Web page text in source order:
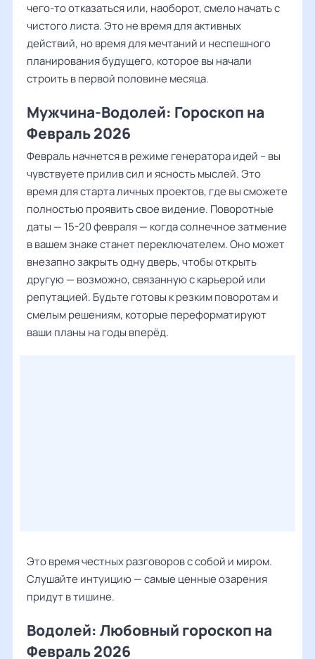
чего-то отказаться или, наоборот, смело начать с
чистого листа. Это не время для активных
действий, но время для мечтаний и неспешного
планирования будущего, которое вы начали
строить в первой половине месяца.
Мужчина-Водолей: Гороскоп на
Февраль 2026
Февраль начнется в режиме генератора идей – вы
чувствуете прилив сил и ясность мыслей. Это
время для старта личных проектов, где вы сможете
полностью проявить свое видение. Поворотные
даты — 15-20 февраля — когда солнечное затмение
в вашем знаке станет переключателем. Оно может
внезапно закрыть одну дверь, чтобы открыть
другую — возможно, связанную с карьерой или
репутацией. Будьте готовы к резким поворотам и
смелым решениям, которые переформатируют
ваши планы на годы вперёд.
Это время честных разговоров с собой и миром.
Слушайте интуицию — самые ценные озарения
придут в тишине.
Водолей: Любовный гороскоп на
Февраль 2026